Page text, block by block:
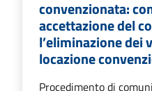
convenzionata:
accettazione del
l’eliminazione dei
locazione
Procedimento di